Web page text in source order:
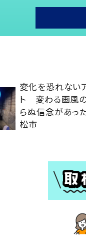
変化を恐れない
ト 変わる画風
らぬ信念があっ
松市